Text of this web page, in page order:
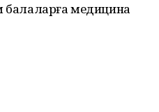
медицина